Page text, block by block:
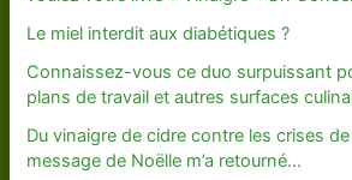
Le miel interdit aux diabétiques ?
Connaissez-vous ce duo surpuissant
plans de travail et autres surfaces
Du vinaigre de cidre contre les crises
message de Noëlle m’a retourné…